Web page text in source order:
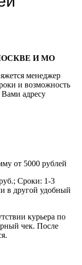
И МО
менеджер
и возможность
Вами адресу
от 5000 рублей
Сроки: 1-3
в другой удобный
курьера по
чек. После